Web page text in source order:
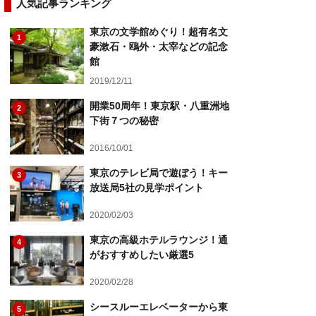
人気記事ランキング
1
東京の文学館めぐり！超有名文
豪漱石・鴎外・太宰などの記念
館
2019/12/11
2
開業50周年！東京駅・八重洲地
下街７つの秘密
2016/10/01
3
東京のテレビ局で遊ぼう！キー
放送局5社の見学ポイント
2020/02/03
4
東京の高級ホテルラウンジ！通
がおすすめしたい厳選5
2020/02/28
5 シースルーエレベーターから東